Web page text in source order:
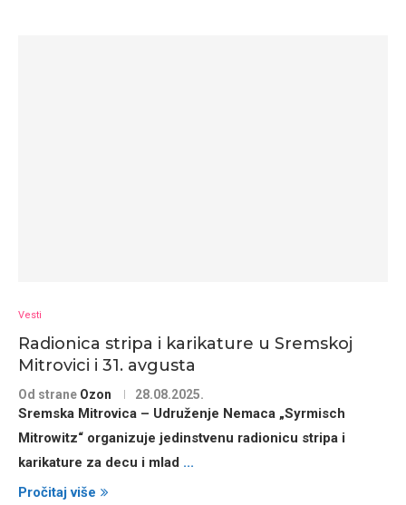
Vesti
Radionica stripa i karikature u Sremskoj
Mitrovici i 31. avgusta
Od strane Ozon 28.08.2025.
Sremska Mitrovica – Udruženje Nemaca „Syrmisch
Mitrowitz“ organizuje jedinstvenu radionicu stripa i
karikature za decu i mlad ...
Pročitaj više